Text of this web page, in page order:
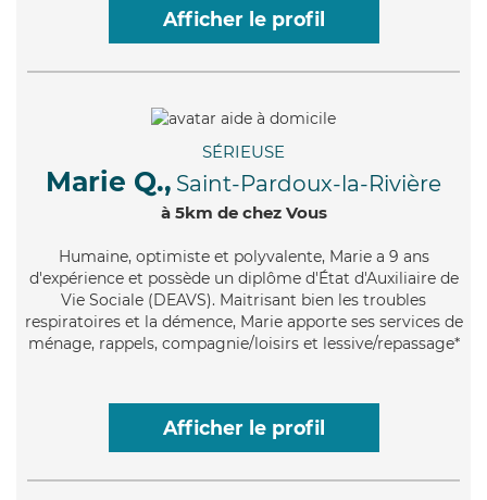
Afficher le profil
SÉRIEUSE
Marie Q., Saint-Pardoux-la-Rivière
à 5km de chez Vous
Humaine, optimiste et polyvalente, Marie a 9 ans
d'expérience et possède un diplôme d'État d'Auxiliaire de
Vie Sociale (DEAVS). Maitrisant bien les troubles
respiratoires et la démence, Marie apporte ses services de
ménage, rappels, compagnie/loisirs et lessive/repassage*
Afficher le profil